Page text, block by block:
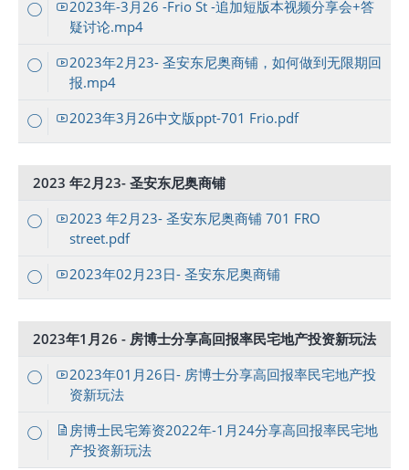
2023年-3月26 -Frio St -追加短版本视频分享会+答
疑讨论.mp4
2023年2月23- 圣安东尼奥商铺，如何做到无限期回
报.mp4
2023年3月26中文版ppt-701 Frio.pdf
2023 年2月23- 圣安东尼奥商铺
2023 年2月23- 圣安东尼奥商铺 701 FRO
street.pdf
2023年02月23日- 圣安东尼奥商铺
2023年1月26 - 房博士分享高回报率民宅地产投资新玩法
2023年01月26日- 房博士分享高回报率民宅地产投
资新玩法
房博士民宅筹资2022年-1月24分享高回报率民宅地
产投资新玩法